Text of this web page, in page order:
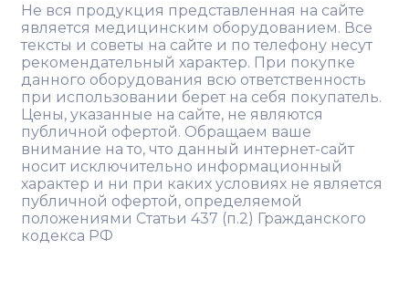
Не вся продукция представленная на сайте
является медицинским оборудованием. Все
тексты и советы на сайте и по телефону несут
рекомендательный характер. При покупке
данного оборудования всю ответственность
при использовании берет на себя покупатель.
Цены, указанные на сайте, не являются
публичной офертой. Обращаем ваше
внимание на то, что данный интернет-сайт
носит исключительно информационный
характер и ни при каких условиях не является
публичной офертой, определяемой
положениями Статьи 437 (п.2) Гражданского
кодекса РФ